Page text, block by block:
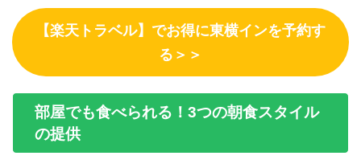
【楽天トラベル】でお得に東横インを予約す
る＞＞
部屋でも食べられる！3つの朝食スタイル
の提供